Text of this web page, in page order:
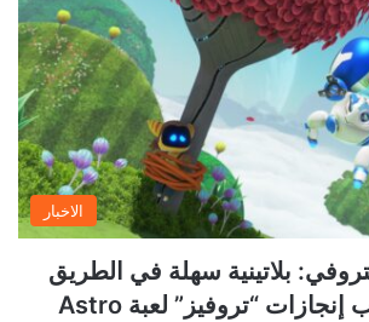
الاخبار
بلاتينية سهلة في الطريق
بعد تسريب إنجازات “تروفيز” لعبة Astro